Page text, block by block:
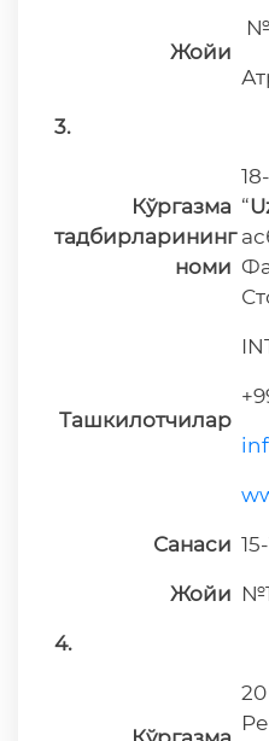
Жойи
3.
Кўргазма
тадбирларининг
номи
“
Ташкилотчилар
Санаси
Жойи
4.